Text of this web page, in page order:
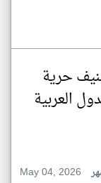
حرية
العربية
May 04, 2026